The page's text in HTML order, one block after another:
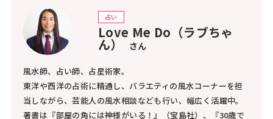
占い
Love Me Do（ラブちゃ
ん） さん
風水師、占い師、占星術家。
東洋や西洋の占術に精通し、バラエティの風水コーナーを担
当しながら、芸能人の風水相談なども行い、幅広く活躍中。
著書は『部屋の角には神様がいる！』（宝島社）、『30歳で